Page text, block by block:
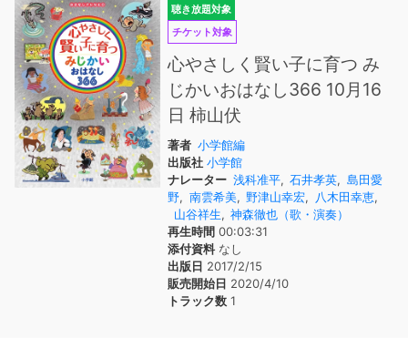
聴き放題対象
チケット対象
心やさしく賢い子に育つ み
じかいおはなし366 10月16
日 柿山伏
著者 小学館編
出版社 小学館
ナレーター 浅科准平, 石井孝英, 島田愛
野, 南雲希美, 野津山幸宏, 八木田幸恵,
山谷祥生, 神森徹也（歌・演奏）
再生時間 00:03:31
添付資料なし
出版日 2017/2/15
販売開始日 2020/4/10
トラック数 1